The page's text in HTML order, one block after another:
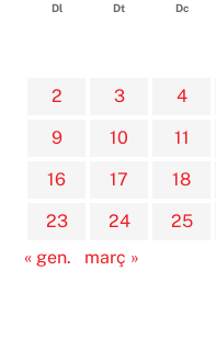
Dl Dt Dc
2
3 4
9
10 11
16
17 18
23
24 25
« gen.
març »